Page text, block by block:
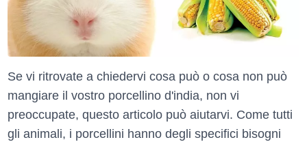
Se vi ritrovate a chiedervi cosa può o cosa non può
mangiare il vostro porcellino d'india, non vi
preoccupate, questo articolo può aiutarvi. Come tutti
gli animali, i porcellini hanno degli specifici bisogni